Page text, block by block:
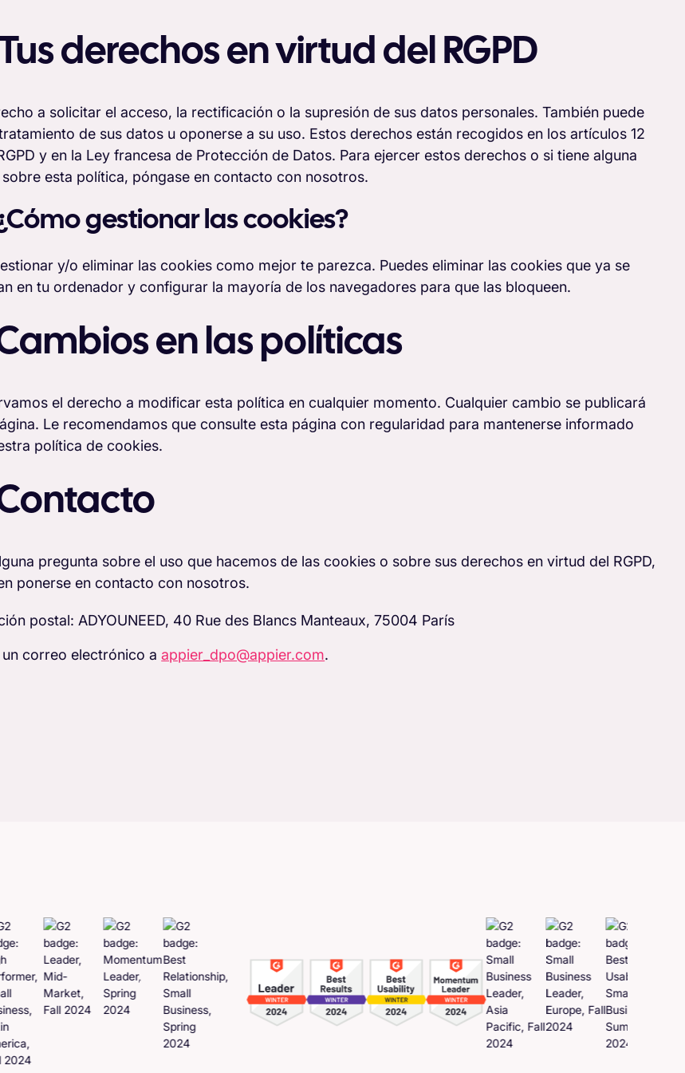
derechos en virtud del RGPD
a solicitar el acceso, la rectificación o la supresión de sus datos personales. También puede
de sus datos u oponerse a su uso. Estos derechos están recogidos en los artículos 12
y en la Ley francesa de Protección de Datos. Para ejercer estos derechos o si tiene alguna
esta política, póngase en contacto con nosotros.
gestionar las cookies?
y/o eliminar las cookies como mejor te parezca. Puedes eliminar las cookies que ya se
en tu ordenador y configurar la mayoría de los navegadores para que las bloqueen.
en las políticas
el derecho a modificar esta política en cualquier momento. Cualquier cambio se publicará
Le recomendamos que consulte esta página con regularidad para mantenerse informado
política de cookies.
pregunta sobre el uso que hacemos de las cookies o sobre sus derechos en virtud del RGPD,
ponerse en contacto con nosotros.
postal: ADYOUNEED, 40 Rue des Blancs Manteaux, 75004 París
un correo electrónico aappier_dpo@appier.com.